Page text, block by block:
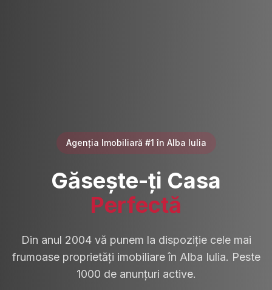
Agenția Imobiliară #1 în Alba Iulia
Găsește-ți Casa
Perfectă
Din anul 2004 vă punem la dispoziție cele mai
frumoase proprietăți imobiliare în Alba Iulia. Peste
1000 de anunțuri active.